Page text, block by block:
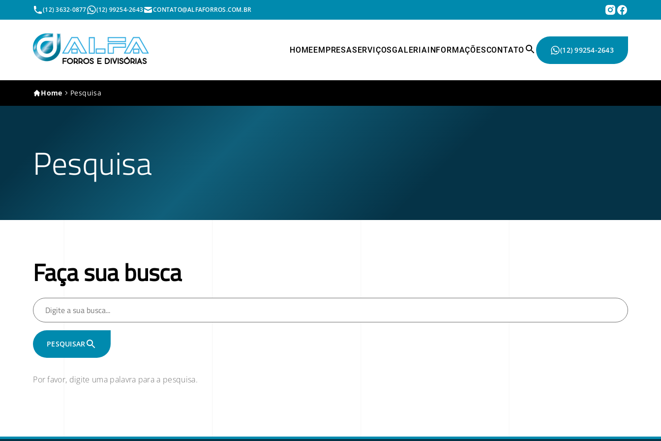
(12) 3632-0877 (12) 99254-2643 CONTATO@ALFAFORROS.COM.BR
HOMEEMPRESASERVIÇOSGALERIAINFORMAÇÕESCONTATO (12) 99254-2643
Home Pesquisa
Pesquisa
Faça sua busca
PESQUISAR
Por favor, digite uma palavra para a pesquisa.